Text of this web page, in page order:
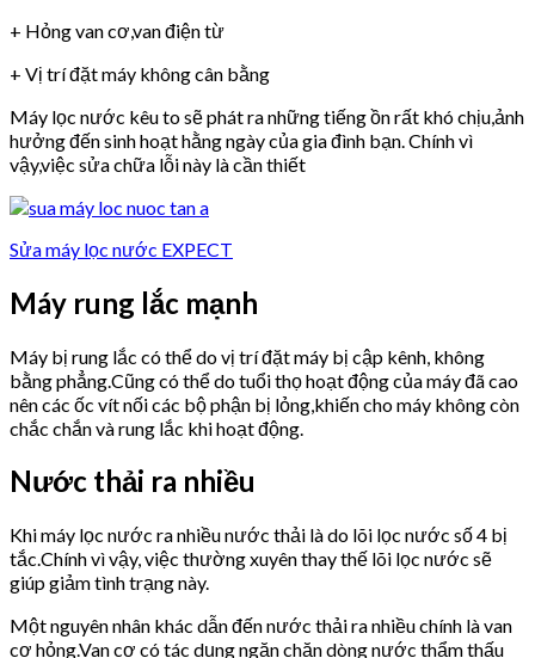
+ Hỏng van cơ,van điện từ
+ Vị trí đặt máy không cân bằng
Máy lọc nước kêu to sẽ phát ra những tiếng ồn rất khó chịu,ảnh
hưởng đến sinh hoạt hằng ngày của gia đình bạn. Chính vì
vậy,việc sửa chữa lỗi này là cần thiết
Sửa máy lọc nước EXPECT
Máy rung lắc mạnh
Máy bị rung lắc có thể do vị trí đặt máy bị cập kênh, không
bằng phẳng.Cũng có thể do tuổi thọ hoạt động của máy đã cao
nên các ốc vít nối các bộ phận bị lỏng,khiến cho máy không còn
chắc chắn và rung lắc khi hoạt động.
Nước thải ra nhiều
Khi máy lọc nước ra nhiều nước thải là do lõi lọc nước số 4 bị
tắc.Chính vì vậy, việc thường xuyên thay thế lõi lọc nước sẽ
giúp giảm tình trạng này.
Một nguyên nhân khác dẫn đến nước thải ra nhiều chính là van
cơ hỏng.Van cơ có tác dụng ngăn chặn dòng nước thẩm thấu